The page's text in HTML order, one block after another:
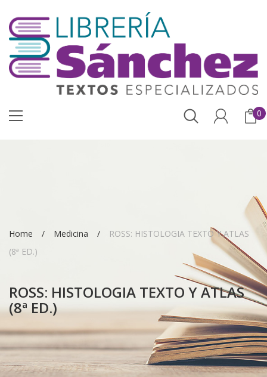
0
Home Medicina
ROSS: HISTOLOGIA TEXTO Y ATLAS
(8ª ED.)
ROSS: HISTOLOGIA TEXTO Y ATLAS
(8ª ED.)